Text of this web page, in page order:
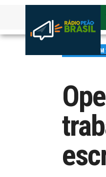
PUBLICADO